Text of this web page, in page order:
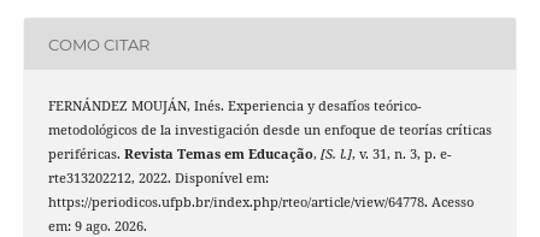
COMO CITAR
FERNÁNDEZ MOUJÁN, Inés. Experiencia y desafíos teórico-
metodológicos de la investigación desde un enfoque de teorías críticas
periféricas. Revista Temas em Educação, [S. l.], v. 31, n. 3, p. e-
rte313202212, 2022. Disponível em:
https://periodicos.ufpb.br/index.php/rteo/article/view/64778. Acesso
em: 9 ago. 2026.